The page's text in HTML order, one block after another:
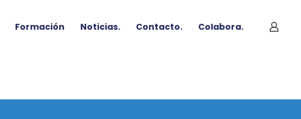
Formación Noticias. Contacto. Colabora.